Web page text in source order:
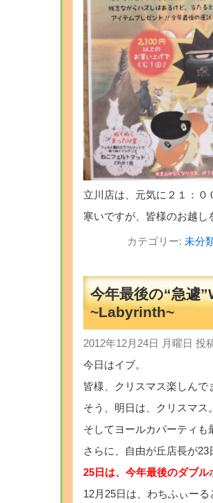
立川店は、元気に２１：０
寒いですが、皆様のお越
カテゴリー: 未分
今年最後の“急
~Labyrinth~
2012年12月24日 月曜日 投
今日はイブ。
皆様、クリスマス楽しんで
そう、明日は、クリスマス。
そしてヨールカパーティも
さらに、自由が丘店長が
25日は、今年最後のダブル
12月25日は、わちふぃー